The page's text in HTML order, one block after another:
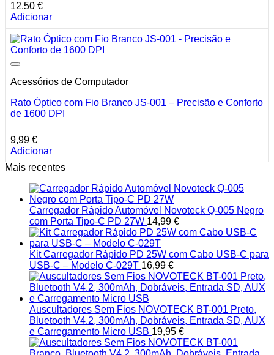
12,50 €
Adicionar
Acessórios de Computador
Rato Óptico com Fio Branco JS-001 – Precisão e Conforto
de 1600 DPI
9,99 €
Adicionar
Mais recentes
Carregador Rápido Automóvel Novoteck Q-005 Negro
com Porta Tipo-C PD 27W 14,99 €
Kit Carregador Rápido PD 25W com Cabo USB-C para
USB-C – Modelo C-029T 16,99 €
Auscultadores Sem Fios NOVOTECK BT-001 Preto,
Bluetooth V4.2, 300mAh, Dobráveis, Entrada SD, AUX
e Carregamento Micro USB 19,95 €